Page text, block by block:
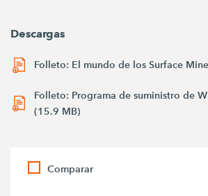
Descargas
Folleto: El mundo de los Surface
Folleto: Programa de suministro de
(15.9 MB)
Comparar